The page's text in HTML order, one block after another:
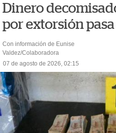
Dinero
por extorsión
Con información de Eunise
Valdez/Colaboradora
07 de agosto de 2026, 02:15